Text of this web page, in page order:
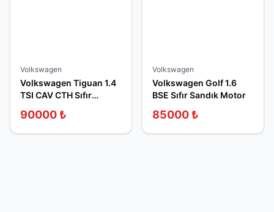
Volkswagen
Volkswagen Tiguan 1.4
TSI CAV CTH Sıfır
90000 ₺
Volkswagen
Volkswagen Golf 1.6
BSE Sıfır Sandık Motor
85000 ₺